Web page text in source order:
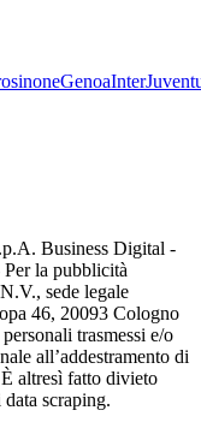
GenoaInter
Business Digital -
la pubblicità
sede legale
46, 20093 Cologno
trasmessi e/o
all’addestramento di
altresì fatto divieto
scraping.